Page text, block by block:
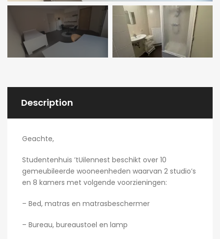
Description
Geachte,
Studentenhuis ’tUilennest beschikt over 10
gemeubileerde wooneenheden waarvan 2 studio’s
en 8 kamers met volgende voorzieningen:
– Bed, matras en matrasbeschermer
– Bureau, bureaustoel en lamp